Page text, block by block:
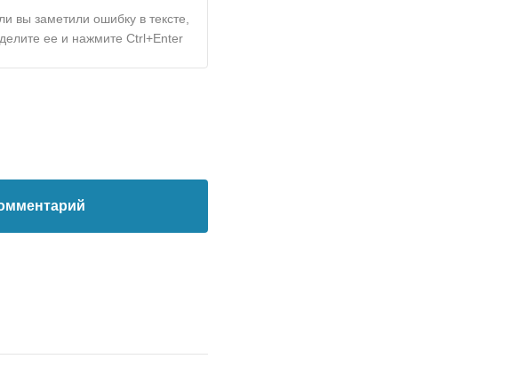
вы заметили ошибку в тексте,
ее и нажмите Ctrl+Enter